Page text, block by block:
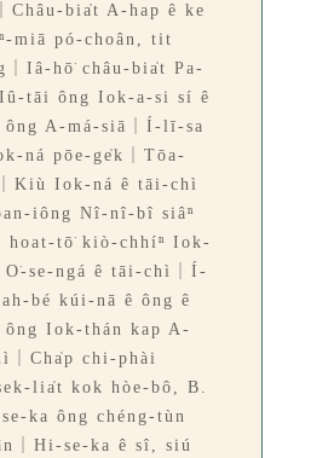
Châu-bia̍t A-hap ê ke
miā pó-choân, tit
Iâ-hō͘ châu-bia̍t Pa-
tāi ông Iok-a-si sí ê
A-má-siā｜Í-lī-sa
ná pōe-ge̍k｜Tōa-
Kiù Iok-ná ê tāi-chì
iông Nî-nî-bî siâⁿ
hoat-tō͘ kiò-chhíⁿ Iok-
se-ngá ê tāi-chì｜Í-
bé kúi-nā ê ông ê
Iok-thán kap A-
｜Cha̍p chi-phài
lia̍t kok hòe-bô, B.
ka ông chéng-tùn
｜Hi-se-ka ê sî, siú